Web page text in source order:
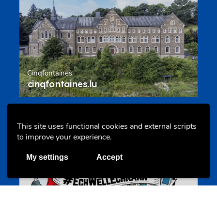
This site uses functional cookies and external scripts
to improve your experience.
My settings Accept
Cinqfontaines
cinqfontaines.lu
Portails